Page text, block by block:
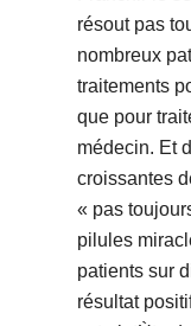
résout pas
nombreux
traitements
que pour
médecin. Et
croissantes
« pas
pilules
patients sur
résultat